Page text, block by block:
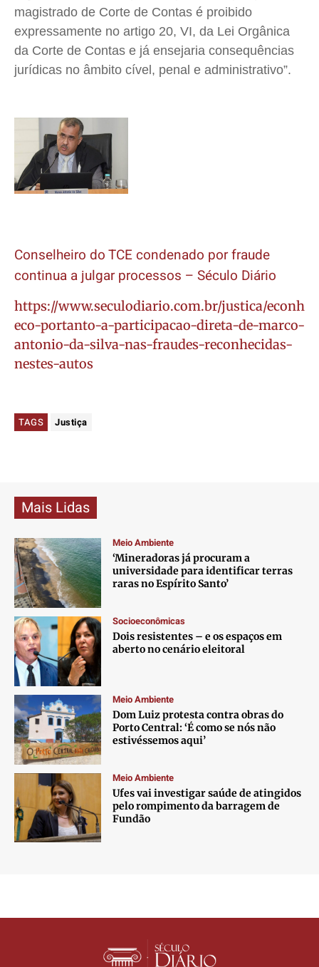
magistrado de Corte de Contas é proibido
expressamente no artigo 20, VI, da Lei Orgânica
da Corte de Contas e já ensejaria consequências
jurídicas no âmbito cível, penal e administrativo”.
Conselheiro do TCE condenado por fraude
continua a julgar processos – Século Diário
https://www.seculodiario.com.br/justica/econh
eco-portanto-a-participacao-direta-de-marco-
antonio-da-silva-nas-fraudes-reconhecidas-
nestes-autos
TAGS Justiça
Mais Lidas
Meio Ambiente
‘Mineradoras já procuram a
universidade para identificar terras
raras no Espírito Santo’
Socioeconômicas
Dois resistentes – e os espaços em
aberto no cenário eleitoral
Meio Ambiente
Dom Luiz protesta contra obras do
Porto Central: ‘É como se nós não
estivéssemos aqui’
Meio Ambiente
Ufes vai investigar saúde de atingidos
pelo rompimento da barragem de
Fundão